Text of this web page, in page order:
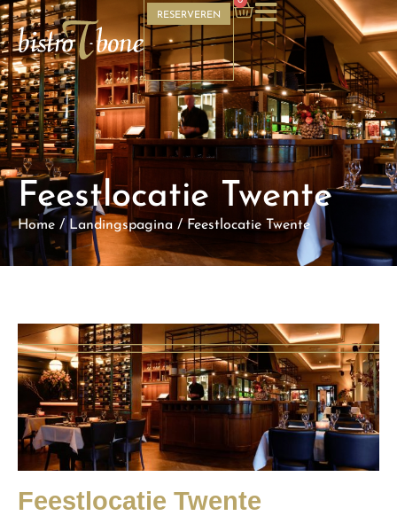
Feestlocatie Twente
Home / Landingspagina /Feestlocatie Twente
RESERVEREN
Feestlocatie Twente